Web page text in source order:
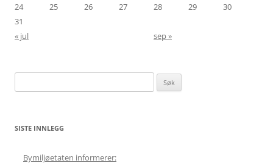
24
25 26 27 28 29
30
31
« jul
sep »
etter:
SISTE INNLEGG
Bymiljøetaten informerer: